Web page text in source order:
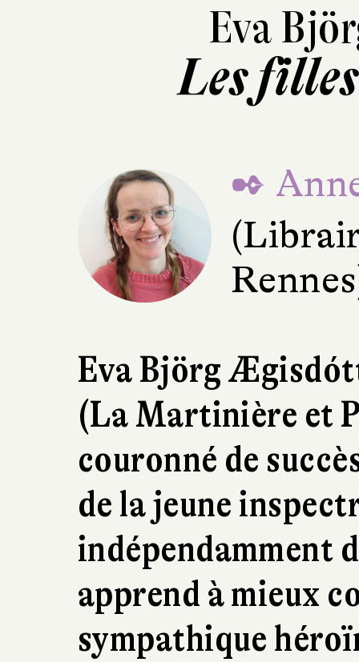
Eva
Les
✒
Eva Björg
(La Martinière et
couronné de
de la jeune
indépendamment
apprend à mieux
sympathique